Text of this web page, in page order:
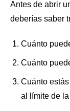
Antes de abrir
deberías saber
Cuánto
Cuánto
Cuánto
al límite de